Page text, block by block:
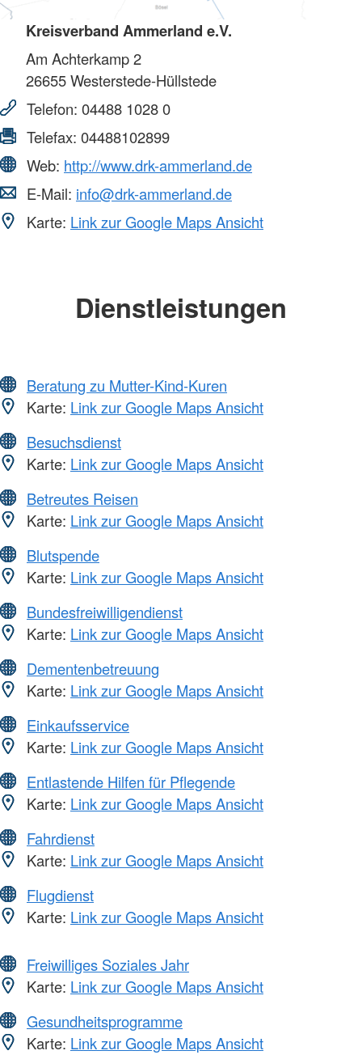
Kreisverband Ammerland e.V.
Am Achterkamp 2
26655Westerstede-Hüllstede
Telefon: 04488 1028 0
Telefax: 04488102899
Web: http://www.drk-ammerland.de
E-Mail: info@drk-ammerland.de
Karte: Link zur Google Maps Ansicht
Dienstleistungen
Beratung zu Mutter-Kind-Kuren
Karte: Link zur Google Maps Ansicht
Besuchsdienst
Karte: Link zur Google Maps Ansicht
Betreutes Reisen
Karte: Link zur Google Maps Ansicht
Blutspende
Karte: Link zur Google Maps Ansicht
Bundesfreiwilligendienst
Karte: Link zur Google Maps Ansicht
Dementenbetreuung
Karte: Link zur Google Maps Ansicht
Einkaufsservice
Karte: Link zur Google Maps Ansicht
Entlastende Hilfen für Pflegende
Karte: Link zur Google Maps Ansicht
Fahrdienst
Karte: Link zur Google Maps Ansicht
Flugdienst
Karte: Link zur Google Maps Ansicht
Freiwilliges Soziales Jahr
Karte: Link zur Google Maps Ansicht
Gesundheitsprogramme
Karte: Link zur Google Maps Ansicht